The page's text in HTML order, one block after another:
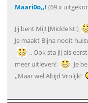
Maari0o,,! (69 x
Jij bent Mij! [Middelst!]
Je maakt Bijna nooit
.. Ook sta jij als
meer uitleven!
Je
,,Maar wel Altijd Vrolijk!